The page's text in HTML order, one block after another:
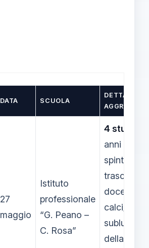
DATA SCUOLA
DETTAGLI
27
maggio
Istituto
professionale
“G. Peano –
C. Rosa”
4 studenti
anni hanno
spinto,
trascinato
docente;
calci;
della